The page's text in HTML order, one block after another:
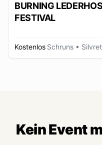
BURNING
FESTIVAL
Kostenlos Schruns •
Kein Event